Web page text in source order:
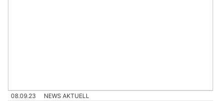
08.09.23 NEWS AKTUELL